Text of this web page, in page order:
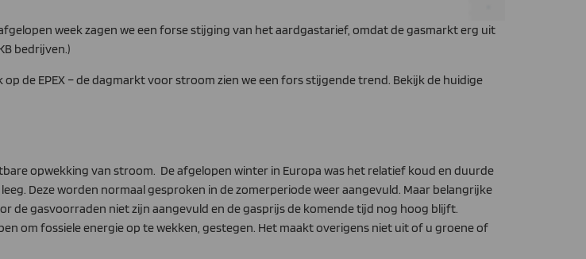
week zagen we een forse stijging van het aardgastarief, omdat de gasmarkt erg uit
bedrijven.)
de EPEX – de dagmarkt voor stroom zien we een fors stijgende trend. Bekijk de huidige
opwekking van stroom. De afgelopen winter in Europa was het relatief koud en duurde
Deze worden normaal gesproken in de zomerperiode weer aangevuld. Maar belangrijke
de gasvoorraden niet zijn aangevuld en de gasprijs de komende tijd nog hoog blijft.
om fossiele energie op te wekken, gestegen. Het maakt overigens niet uit of u groene of